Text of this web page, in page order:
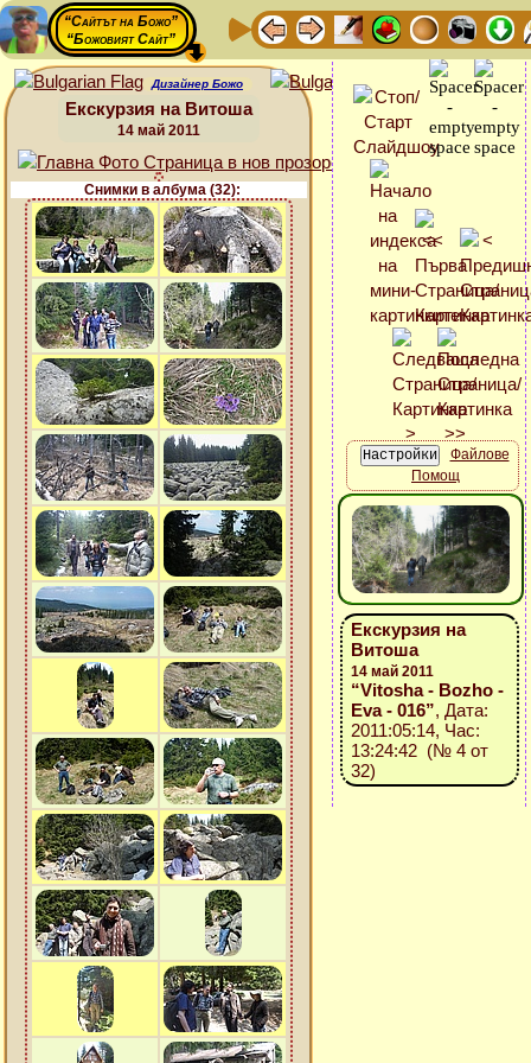
“Сайтът на Божо”
“Божовият Сайт”
Дизайнер Божо
Екскурзия на Витоша
14 май 2011
Снимки в албума (32):
Файлове
Помощ
Екскурзия на
Витоша
14 май 2011
“Vitosha - Bozho -
Eva - 016”, Дата:
2011:05:14, Час:
13:24:42 (№ 4 от
32)